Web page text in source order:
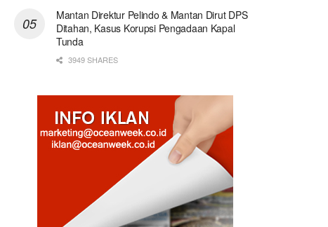
Mantan Direktur Pelindo & Mantan Dirut DPS
Ditahan, Kasus Korupsi Pengadaan Kapal
Tunda
3949 SHARES